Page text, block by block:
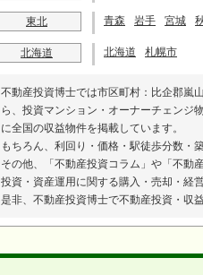
東北 青森 岩手 宮城
北海道 北海道 札幌市
不動産投資博士では市区町村：比企郡嵐
ら、投資マンション・オーナーチェンジ
に全国の収益物件を掲載しています。
もちろん、利回り・価格・駅徒歩分数・
その他、「不動産投資コラム」や「不動
投資・資産運用に関する購入・売却・経
是非、不動産投資博士で不動産投資・収